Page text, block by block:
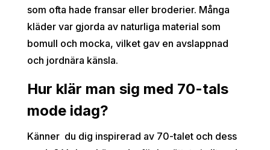
som ofta hade fransar eller broderier. Många
kläder var gjorda av naturliga material som
bomull och mocka, vilket gav en avslappnad
och jordnära känsla.
Hur klär man sig med 70-tals
mode idag?
Känner du dig inspirerad av 70-talet och dess